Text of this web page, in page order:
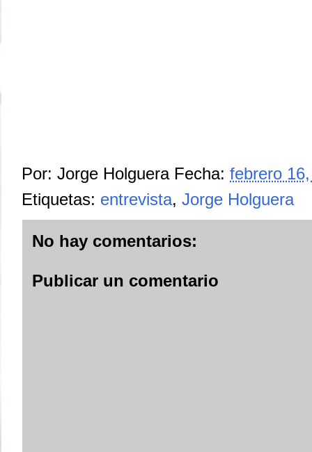
Por:Jorge Holguera Fecha:febrero
Etiquetas: entrevista,Jorge Holguera
No hay comentarios:
Publicar un comentario